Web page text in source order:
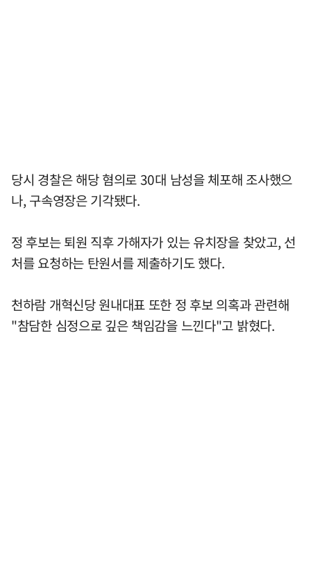
당시 경찰은 해당 혐의로 30대 남성을 체포해 조사했으
나, 구속영장은 기각됐다.
정 후보는 퇴원 직후 가해자가 있는 유치장을 찾았고, 선
처를 요청하는 탄원서를 제출하기도 했다.
천하람 개혁신당 원내대표 또한 정 후보 의혹과 관련해
"참담한 심정으로 깊은 책임감을 느낀다"고 밝혔다.